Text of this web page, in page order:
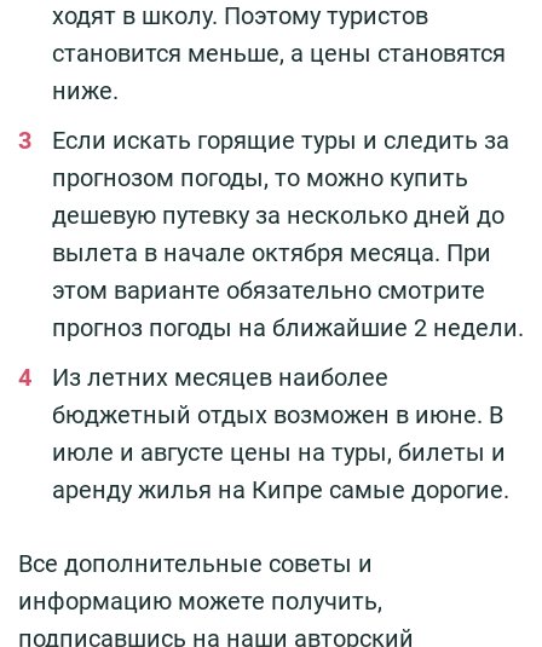
ходят в школу. Поэтому туристов
становится меньше, а цены становятся
ниже.
Если искать горящие туры и следить за
прогнозом погоды, то можно купить
дешевую путевку за несколько дней до
вылета в начале октября месяца. При
этом варианте обязательно смотрите
прогноз погоды на ближайшие 2 недели.
Из летних месяцев наиболее
бюджетный отдых возможен в июне. В
июле и августе цены на туры, билеты и
аренду жилья на Кипре самые дорогие.
Все дополнительные советы и
информацию можете получить,
подписавшись на наши авторский